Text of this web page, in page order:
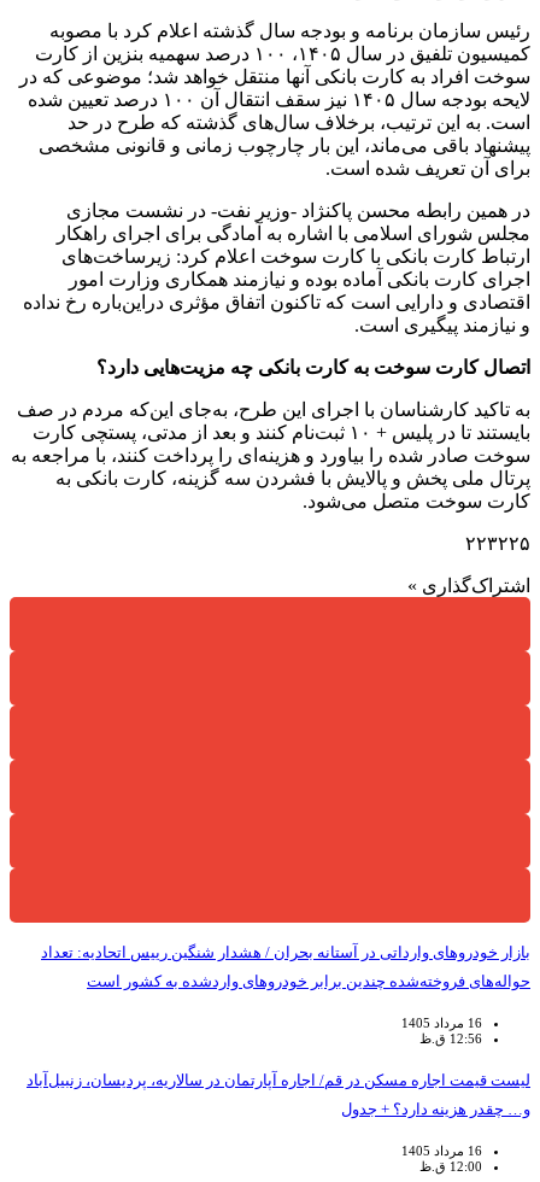
رئیس سازمان برنامه و بودجه سال گذشته اعلام کرد با مصوبه
کمیسیون تلفیق در سال ۱۴۰۵، ۱۰۰ درصد سهمیه بنزین از کارت
سوخت افراد به کارت بانکی آنها منتقل خواهد شد؛ موضوعی که در
لایحه بودجه سال ۱۴۰۵ نیز سقف انتقال آن ۱۰۰ درصد تعیین شده
است. به این ترتیب، برخلاف سال‌های گذشته که طرح در حد
پیشنهاد باقی می‌ماند، این بار چارچوب زمانی و قانونی مشخصی
برای آن تعریف شده است.
در همین رابطه محسن پاکنژاد -وزیر نفت- در نشست مجازی
مجلس شورای اسلامی با اشاره به آمادگی برای اجرای راهکار
ارتباط کارت بانکی با کارت سوخت اعلام کرد: زیرساخت‌های
اجرای کارت بانکی آماده بوده و نیازمند همکاری وزارت امور
اقتصادی و دارایی است که تاکنون اتفاق مؤثری دراین‌باره رخ نداده
و نیازمند پیگیری است.
اتصال کارت سوخت به کارت بانکی چه مزیت‌هایی دارد؟
به تاکید کارشناسان با اجرای این طرح، به‌جای این‌که مردم در صف
بایستند تا در پلیس + ۱۰ ثبت‌نام کنند و بعد از مدتی، پستچی کارت
سوخت صادر شده را بیاورد و هزینه‌ای را پرداخت کنند، با مراجعه به
پرتال ملی پخش و پالایش با فشردن سه گزینه، کارت بانکی به
کارت سوخت متصل می‌شود.
۲۲۳۲۲۵
اشتراک‌گذاری »
بازار خودروهای وارداتی در آستانه بحران / هشدار شنگین رییس اتحادیه: تعداد
حواله‌های فروخته‌شده چندین برابر خودروهای واردشده به کشور است
16 مرداد 1405
12:56 ق.ظ
لیست قیمت اجاره مسکن در قم/ اجاره آپارتمان در سالاریه، پردیسان، زنبیل‌آباد
و… چقدر هزینه دارد؟ + جدول
16 مرداد 1405
12:00 ق.ظ